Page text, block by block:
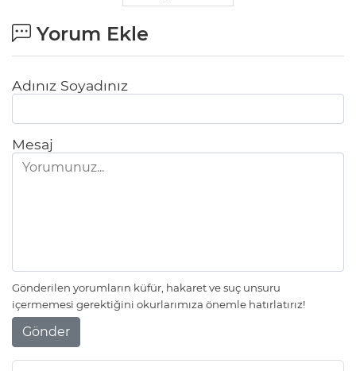
Yorum Ekle
Adınız Soyadınız
Mesaj
Gönderilen yorumların küfür, hakaret ve suç unsuru
içermemesi gerektiğini okurlarımıza önemle hatırlatırız!
Gönder